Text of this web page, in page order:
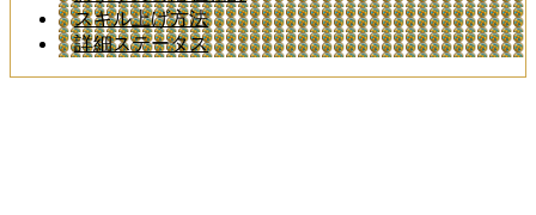
スキル上げ方法
詳細ステータス